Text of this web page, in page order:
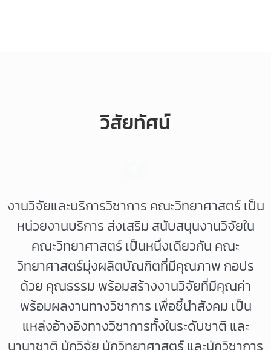
วิสัยทัศน์
งานวิจัยและบริการวิชาการ คณะวิทยาศาสตร์ เป็น
หน่วยงานบริการ ส่งเสริม สนับสนุนงานวิจัยใน
คณะวิทยาศาสตร์ เป็นหนึ่งเดียวกัน คณะ
วิทยาศาสตร์มุ่งผลิตบัณฑิตที่มีคุณภาพ กอปร
ด้วย คุณธรรม พร้อมสร้างงานวิจัยที่มีคุณค่า
พร้อมผลงานทางวิชาการ เพื่อชี้นำสังคม เป็น
แหล่งอ้างอิงทางวิชาการทั้งในระดับชาติ และ